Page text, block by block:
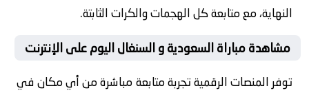
النهاية، مع متابعة كل الهجمات والكرات الثابتة.
مشاهدة مباراة السعودية و السنغال اليوم على الإنترنت
توفر المنصات الرقمية تجربة متابعة مباشرة من أي مكان في